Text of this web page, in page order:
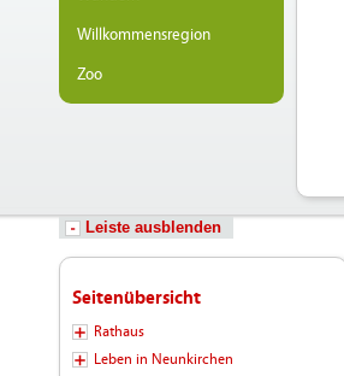
Willkommensregion
Zoo
Leiste ausblenden
Seitenübersicht
Rathaus
Leben in Neunkirchen